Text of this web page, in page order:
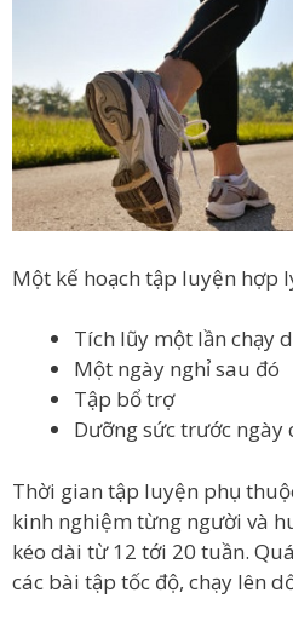
Một kế hoạch tập luyện hợp
Tích lũy một lần chạy
Một ngày nghỉ sau đó
Tập bổ trợ
Dưỡng sức trước ngày
Thời gian tập luyện phụ
kinh nghiệm từng người và
kéo dài từ 12 tới 20 tuần.
các bài tập tốc độ, chạy lên